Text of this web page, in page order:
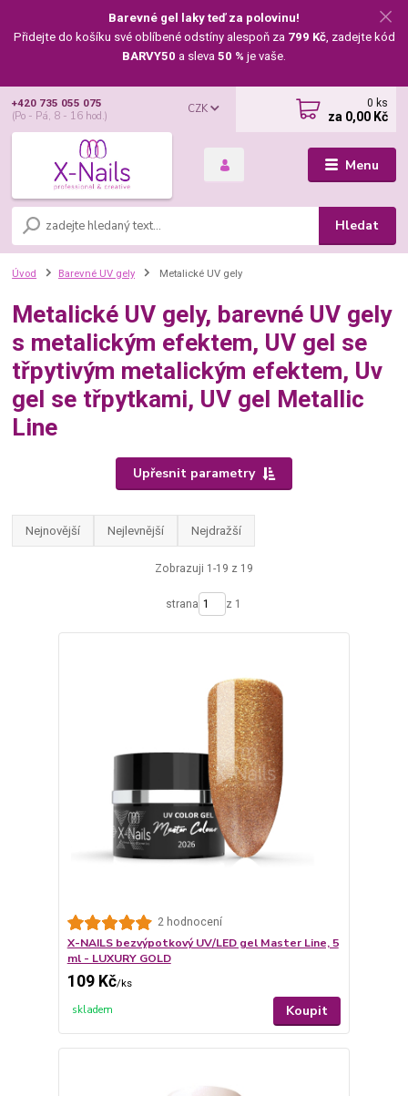
Barevné gel laky teď za polovinu!
Přidejte do košíku své oblíbené odstíny alespoň za 799 Kč, zadejte kód
BARVY50 a sleva 50 % je vaše.
Menu
CZK
Hledat
+420 735 055 075
(Po - Pá, 8 - 16 hod.)
0 ks
za 0,00 Kč
Úvod Barevné UV gely Metalické UV gely
Metalické UV gely, barevné UV gely
s metalickým efektem, UV gel se
třpytivým metalickým efektem, Uv
gel se třpytkami, UV gel Metallic
Line
Upřesnit parametry
Nejnovější Nejlevnější Nejdražší
Zobrazuji 1-19 z 19
strana z 1
2 hodnocení
X-NAILS bezvýpotkový UV/LED gel Master Line, 5
ml - LUXURY GOLD
109 Kč/ks
skladem Koupit